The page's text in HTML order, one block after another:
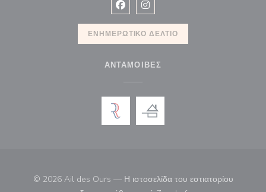
Facebook ((ανοίγει σε νέο
Instagram ((ανοίγει σε νέο
ΕΝΗΜΕΡΩΤΙΚΌ ΔΕΛΤΊΟ
ΑΝΤΑΜΟΙΒΈΣ
© 2026 Ail des Ours — Η ιστοσελίδα του εστιατορίου